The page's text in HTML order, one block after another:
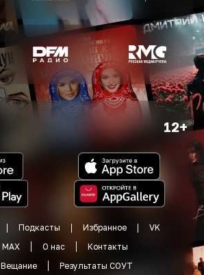
12+
Подкасты Избранное
VK
MAX О нас
Контакты
Вещание Результаты СОУТ